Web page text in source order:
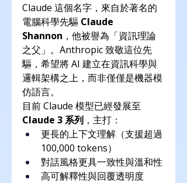
Claude 這個名字，來自於著名的
電腦科學先驅 Claude
Shannon ，他被譽為「資訊理論
之父」。Anthropic 致敬這位先
驅，希望將 AI 建立在資訊科學與
邏輯架構之上，而非僅僅是機器模
仿語言。
目前 Claude 模型已經發展至
Claude 3 系列 ，主打：
更長的上下文理解（支援超過
100,000 tokens）
對話風格更具一致性與溫和性
高可解釋性與回覆透明度